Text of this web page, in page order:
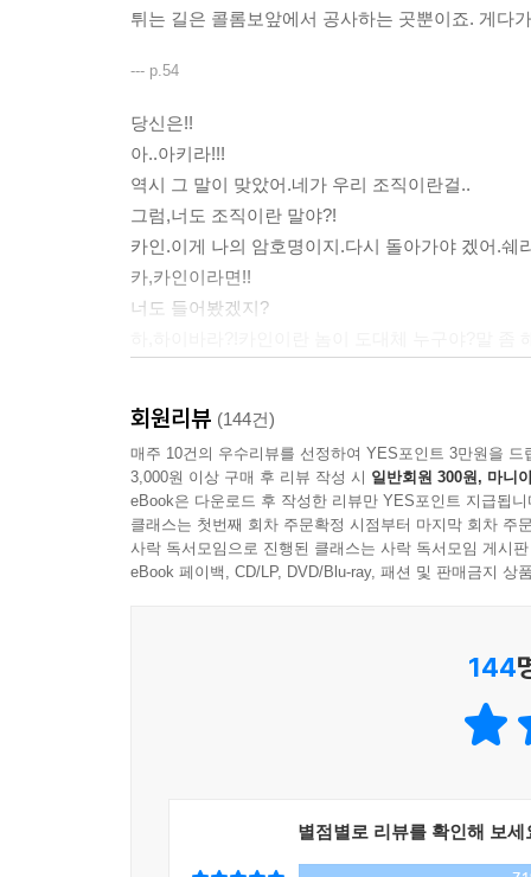
튀는 길은 콜롬보앞에서 공사하는 곳뿐이죠. 게다
--- p.54
당신은!!
아..아키라!!!
역시 그 말이 맞았어.네가 우리 조직이란걸..
그럼,너도 조직이란 말야?!
카인.이게 나의 암호명이지.다시 돌아가야 겠어.쉐
카,카인이라면!!
너도 들어봤겠지?
어차피 네가 완성시켰을테지?
당연하지.이미..그 해독제도 완성이 되어있어.아
꼬마에게두 말야....이름이...신이치랬나?우리 두
말도 안돼!!난 다시 돌아가지 않아!!
그래?(이상한 웃음을 짓는다.)
서,설마,란한테 또 무슨짓을 한건!!
그런데,무슨일이지?저 애는 데려가도..난 어쩔거
회원리뷰 (144건)
매주 10건의 우수리뷰를 선정하여 YES포인트 3만원을 드
3,000원 이상 구매 후 리뷰 작성 시 일반회원 300원, 마니
eBook은 다운로드 후 작성한 리뷰만 YES포인트 지급됩니
클래스는 첫번째 회차 주문확정 시점부터 마지막 회차 주
사락 독서모임으로 진행된 클래스는 사락 독서모임 게시
eBook 페이백, CD/LP, DVD/Blu-ray, 패션 및 판매금지 상
144
별점별로 리뷰를 확인해 보세